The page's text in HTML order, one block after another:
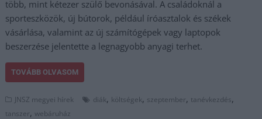
több, mint kétezer szülő bevonásával. A családoknál a
sporteszközök, új bútorok, például íróasztalok és székek
vásárlása, valamint az új számítógépek vagy laptopok
beszerzése jelentette a legnagyobb anyagi terhet.
TOVÁBB OLVASOM
JNSZ megyei hírek diák, költségek, szeptember, tanévkezdés,
tanszer,webáruház